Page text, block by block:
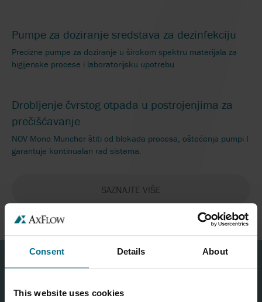
Consent Details About
This website uses cookies
Pumpe za doziranje sredstava za dezinfekciju
Precizne pumpe za doziranje u širokom spektru materijala za
higijenske procese i laboratorijsku upotrebu
Drobljenje čvrstog otpada u postrojenjima za
prečišćavanje
NOV Mono Muncher štiti od blokada procesa, oštećenja pumpi I
garantuje kontinualan rad sistema.
SAZNAJTE VIŠE
FORMULAR ZA KONTAKT